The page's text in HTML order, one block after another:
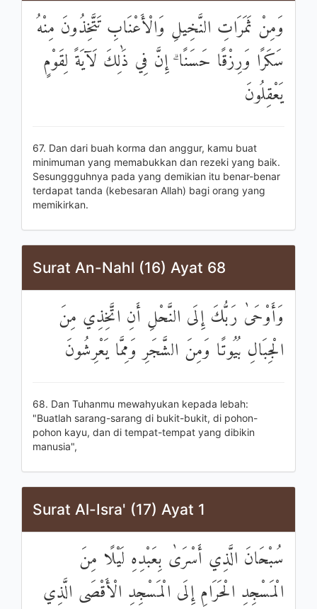
وَمِنْ ثَمَرَاتِ النَّخِيلِ وَالْأَعْنَابِ تَتَّخِذُونَ مِنْهُ
سَكَرًا وَرِزْقًا حَسَنًا ۗ إِنَّ فِي ذَٰلِكَ لَآيَةً لِقَوْمٍ
يَعْقِلُونَ
67. Dan dari buah korma dan anggur, kamu buat
minimuman yang memabukkan dan rezeki yang baik.
Sesunggguhnya pada yang demikian itu benar-benar
terdapat tanda (kebesaran Allah) bagi orang yang
memikirkan.
Surat An-Nahl (16) Ayat 68
وَأَوْحَىٰ رَبُّكَ إِلَى النَّحْلِ أَنِ اتَّخِذِي مِنَ
الْجِبَالِ بُيُوتًا وَمِنَ الشَّجَرِ وَمِمَّا يَعْرِشُونَ
68. Dan Tuhanmu mewahyukan kepada lebah:
"Buatlah sarang-sarang di bukit-bukit, di pohon-
pohon kayu, dan di tempat-tempat yang dibikin
manusia",
Surat Al-Isra' (17) Ayat 1
سُبْحَانَ الَّذِي أَسْرَىٰ بِعَبْدِهِ لَيْلًا مِنَ
الْمَسْجِدِ الْحَرَامِ إِلَى الْمَسْجِدِ الْأَقْصَى الَّذِي